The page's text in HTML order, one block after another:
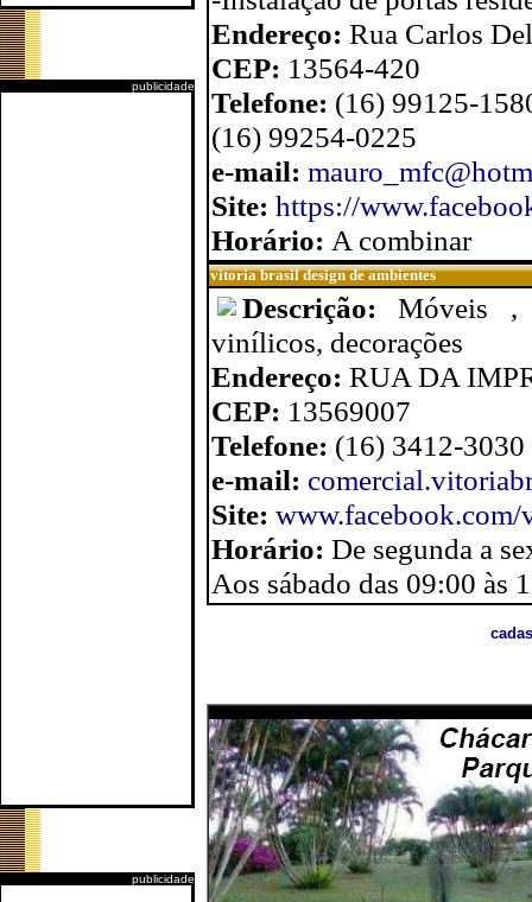
publicidade
publicidade
Endereço: Rua Carlos
CEP: 13564-420
Telefone: (16) 99125-
(16) 99254-0225
e-mail:
Site: https://
Horário: A combinar
vitoria brasil design de ambientes
Descrição:Móveis ,
vinílicos, decorações
Endereço: RUA DA
CEP: 13569007
Telefone: (16) 3412-3030
e-mail:
Site:
Horário: De segunda a
Aos sábado das 09:00 às